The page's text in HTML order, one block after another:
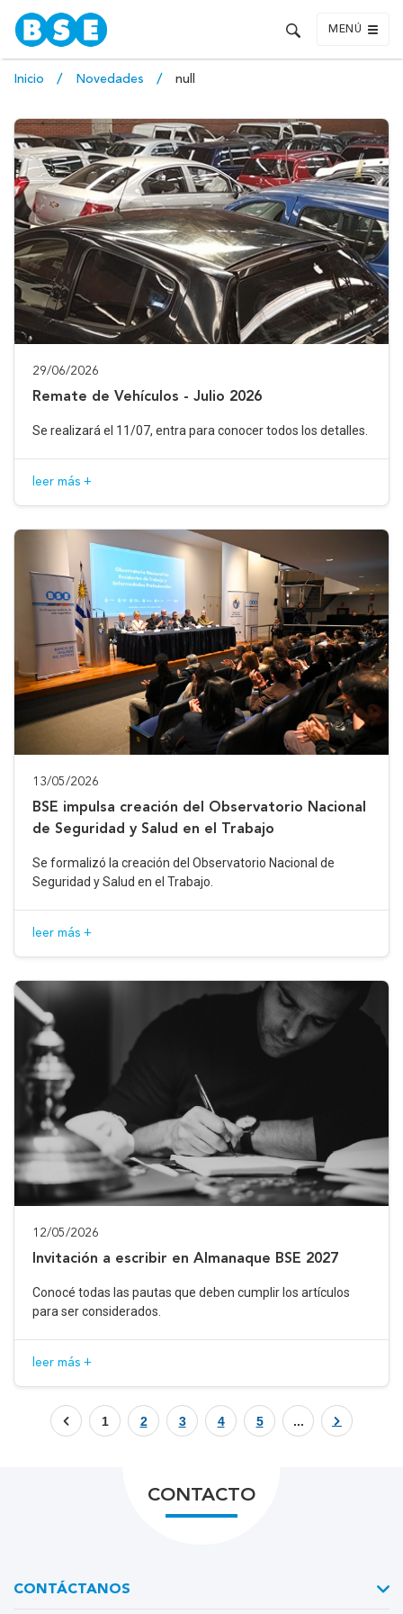
MENÚ
Inicio Novedades null
29/06/2026
Remate de Vehículos - Julio 2026
Se realizará el 11/07, entra para conocer todos los detalles.
leer más +
13/05/2026
BSE impulsa creación del Observatorio Nacional
de Seguridad y Salud en el Trabajo
Se formalizó la creación del Observatorio Nacional de
Seguridad y Salud en el Trabajo.
leer más +
12/05/2026
Invitación a escribir en Almanaque BSE 2027
Conocé todas las pautas que deben cumplir los artículos
para ser considerados.
leer más +
1 2 3 4 5 ...
CONTACTO
CONTÁCTANOS